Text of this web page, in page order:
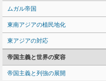
ムガル帝国
東南アジアの植民地化
東アジアの対応
帝国主義と世界の変容
帝国主義と列強の展開